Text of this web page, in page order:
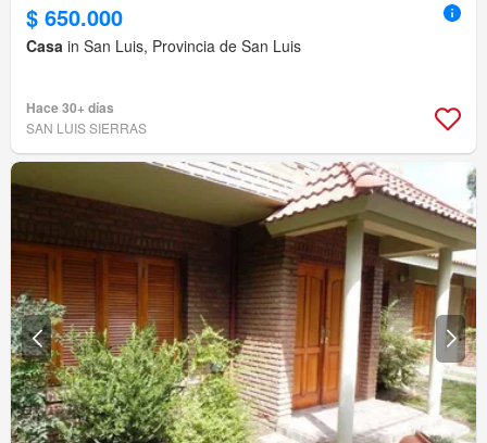
$ 650.000
Casa in San Luis, Provincia de San Luis
Hace 30+ días
SAN LUIS SIERRAS